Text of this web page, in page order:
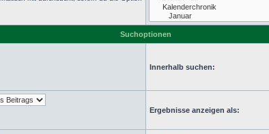
Suchoptionen
Innerhalb suchen:
Ergebnisse anzeigen als: